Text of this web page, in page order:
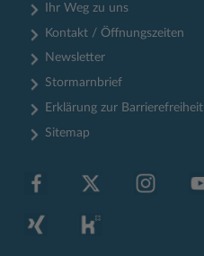
Ihr Weg zu uns
Kontakt / Öffnungszeiten
Newsletter
Stormarnbrief
Erklärung zur Barrierefreiheit
Sitemap